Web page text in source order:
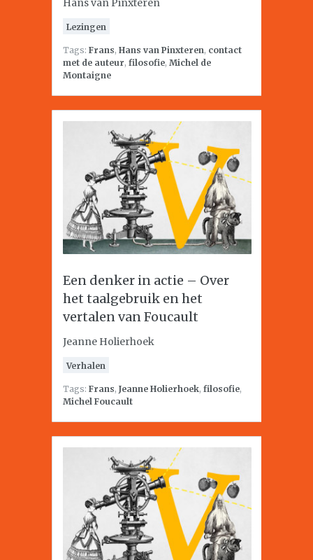
Hans van Pinxteren
Lezingen
Tags: Frans, Hans van Pinxteren, contact
met de auteur, filosofie, Michel de
Montaigne
Een denker in actie – Over
het taalgebruik en het
vertalen van Foucault
Jeanne Holierhoek
Verhalen
Tags: Frans, Jeanne Holierhoek, filosofie,
Michel Foucault